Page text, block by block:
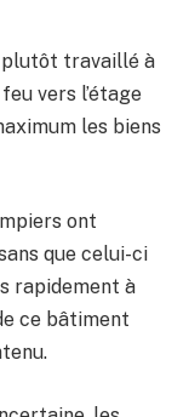
plutôt travaillé à
vers l’étage
les biens
ont
que celui-ci
rapidement à
ce bâtiment